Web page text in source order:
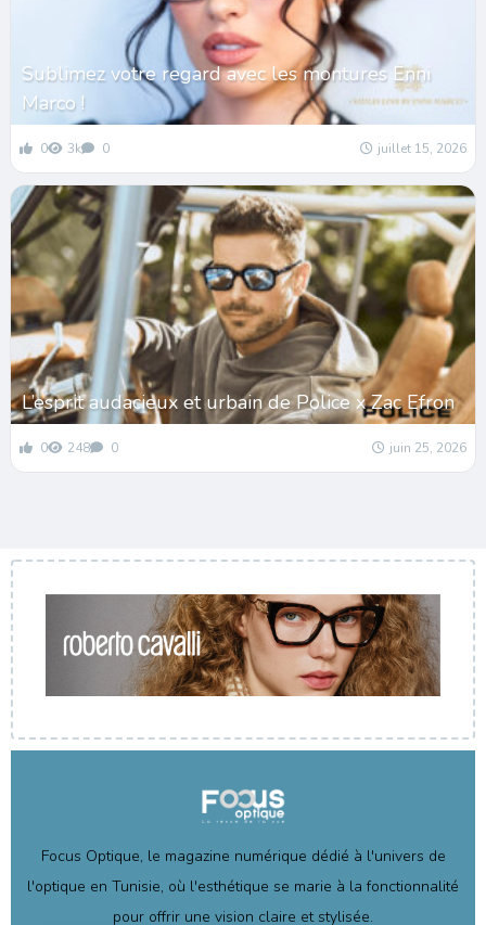
Sublimez votre regard avec les montures Enni
Marco !
0 3k 0 juillet 15, 2026
L’esprit audacieux et urbain de Police x Zac Efron
0 248 0 juin 25, 2026
Focus Optique, le magazine numérique dédié à l'univers de
l'optique en Tunisie, où l'esthétique se marie à la fonctionnalité
pour offrir une vision claire et stylisée.